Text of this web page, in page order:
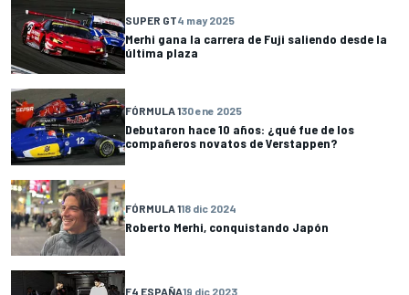
SUPER GT4 may 2025
Merhi gana la carrera de Fuji saliendo desde la
última plaza
FÓRMULA 130 ene 2025
Debutaron hace 10 años: ¿qué fue de los
compañeros novatos de Verstappen?
FÓRMULA 118 dic 2024
Roberto Merhi, conquistando Japón
F4 ESPAÑA19 dic 2023